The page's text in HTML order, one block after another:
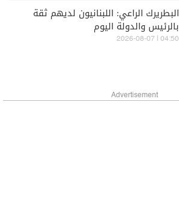
البطريرك الراعي: اللبنانيون لديهم ثقة
بالرئيس والدولة اليوم
04:50 | 2026-08-07
Advertisement